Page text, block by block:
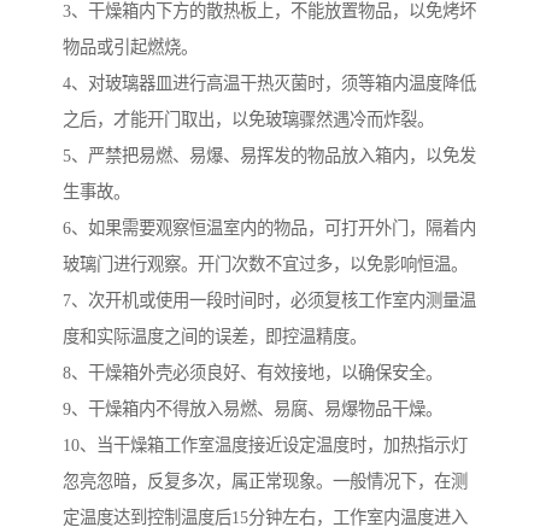
3、干燥箱内下方的散热板上，不能放置物品，以免烤坏
物品或引起燃烧。
4、对玻璃器皿进行高温干热灭菌时，须等箱内温度降低
之后，才能开门取出，以免玻璃骤然遇冷而炸裂。
5、严禁把易燃、易爆、易挥发的物品放入箱内，以免发
生事故。
6、如果需要观察恒温室内的物品，可打开外门，隔着内
玻璃门进行观察。开门次数不宜过多，以免影响恒温。
7、次开机或使用一段时间时，必须复核工作室内测量温
度和实际温度之间的误差，即控温精度。
8、干燥箱外壳必须良好、有效接地，以确保安全。
9、干燥箱内不得放入易燃、易腐、易爆物品干燥。
10、当干燥箱工作室温度接近设定温度时，加热指示灯
忽亮忽暗，反复多次，属正常现象。一般情况下，在测
定温度达到控制温度后15分钟左右，工作室内温度进入